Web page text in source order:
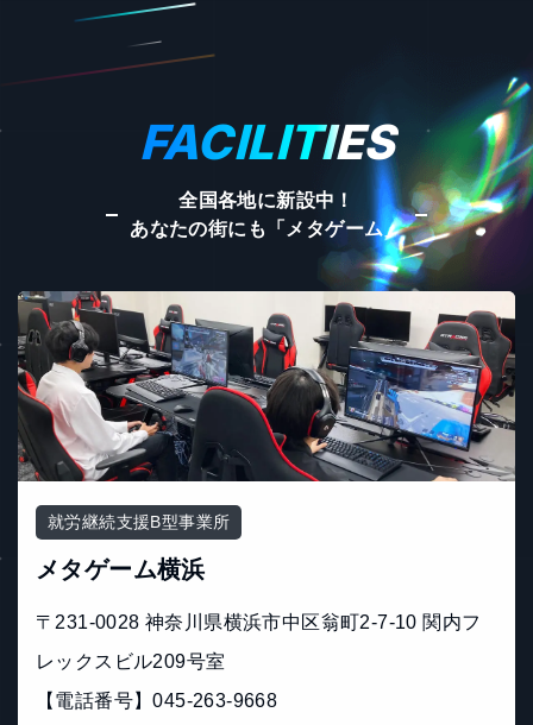
FACILITIES
全国各地に新設中！
あなたの街にも「メタゲーム」
就労継続支援B型事業所
メタゲーム横浜
〒231-0028 神奈川県横浜市中区翁町2-7-10 関内フ
レックスビル209号室
【電話番号】045-263-9668